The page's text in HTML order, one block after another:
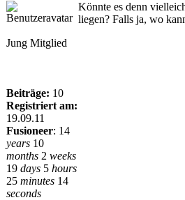
Jung Mitglied
Beiträge: 10
Registriert am:
19.09.11
Fusioneer: 14
years 10
months 2 weeks
19 days 5 hours
25 minutes 14
seconds
Könnte es denn
liegen? Falls ja, wo